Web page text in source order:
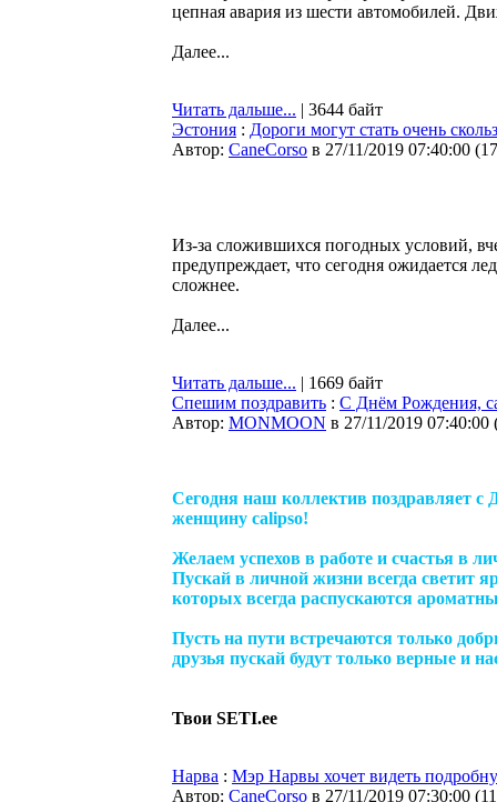
цепная авария из шести автомобилей.
Далее...
Читать дальше... | 3644 байт
Эстония : Дороги могут стать очень
Автор: CaneCorso в 27/11/2019 07:40:00 (
Из-за сложившихся погодных условий,
предупреждает, что сегодня ожидается
сложнее.
Далее...
Читать дальше... | 1669 байт
Спешим поздравить : С Днём Рождения,
Автор: MONMOON в 27/11/2019 07:40:00
Сегодня наш коллектив поздравляет с
женщину calipso!
Желаем успехов в работе и счастья в
Пускай в личной жизни всегда светит
которых всегда распускаются
Пусть на пути встречаются только
друзья пускай будут только верные и
Твои SETI.ее
Нарва : Мэр Нарвы хочет видеть
Автор: CaneCorso в 27/11/2019 07:30:00 (